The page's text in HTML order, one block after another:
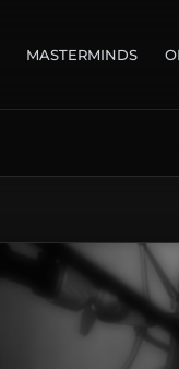
MASTERMINDS